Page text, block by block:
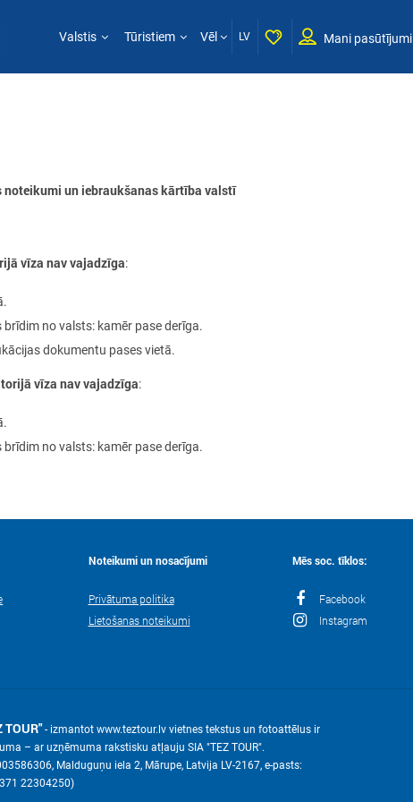
Valstis Tūristiem Vēl LV Mani pasūtījumi
noteikumi un iebraukšanas kārtība valstī
vīza nav vajadzīga:
no valsts: kamēr pase derīga.
dokumentu pases vietā.
vīza nav vajadzīga:
no valsts: kamēr pase derīga.
Noteikumi un nosacījumi
Privātuma politika
Lietošanas noteikumi
Mēs soc. tīklos:
Facebook
Instagram
TOUR" - izmantot www.teztour.lv vietnes tekstus un fotoattēlus ir
– ar uzņēmuma rakstisku atļauju SIA "TEZ TOUR".
Malduguņu iela 2, Mārupe, Latvija LV-2167, е-pasts:
22304250)